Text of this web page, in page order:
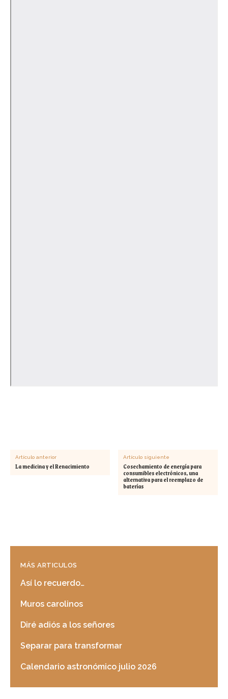
Artículo anterior
La medicina y el Renacimiento
Artículo siguiente
Cosechamiento de energía para
consumibles electrónicos, una
alternativa para el reemplazo de
baterías
MÁS ARTICULOS
Así lo recuerdo…
Muros carolinos
Diré adiós a los señores
Separar para transformar
Calendario astronómico julio 2026